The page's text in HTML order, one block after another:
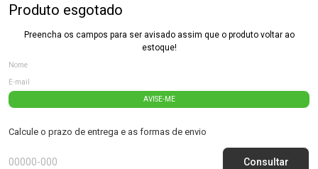
Produto esgotado
Preencha os campos para ser avisado assim que o produto voltar ao
estoque!
AVISE-ME
Calcule o prazo de entrega e as formas de envio